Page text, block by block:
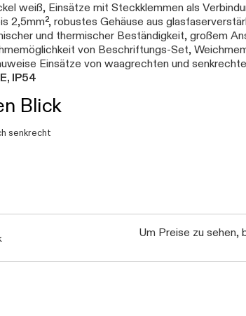
weiß, Einsätze mit Steckklemmen als
2,5mm², robustes Gehäuse aus
und thermischer Beständigkeit, großem
von Beschriftungs-Set,
Einsätze von waagrechten und
IP54
Blick
senkrecht
Um Preise zu sehen,